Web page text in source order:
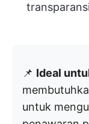
transparansi
📌 Ideal
untuk